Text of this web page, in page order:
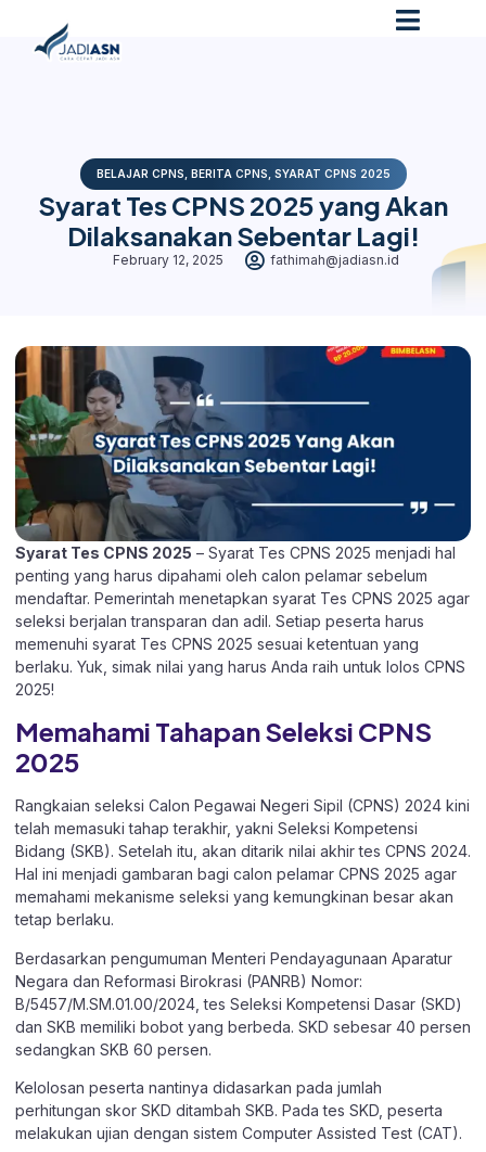
BELAJAR CPNS BERITA CPNS SYARAT CPNS 2025
Syarat Tes CPNS 2025 yang Akan
Dilaksanakan Sebentar Lagi!
February 12, 2025 fathimah@jadiasn.id
Syarat Tes CPNS 2025 – Syarat Tes CPNS 2025 menjadi hal
penting yang harus dipahami oleh calon pelamar sebelum
mendaftar. Pemerintah menetapkan syarat Tes CPNS 2025 agar
seleksi berjalan transparan dan adil. Setiap peserta harus
memenuhi syarat Tes CPNS 2025 sesuai ketentuan yang
berlaku. Yuk, simak nilai yang harus Anda raih untuk lolos CPNS
2025!
Memahami Tahapan Seleksi CPNS
2025
Rangkaian seleksi Calon Pegawai Negeri Sipil (CPNS) 2024 kini
telah memasuki tahap terakhir, yakni Seleksi Kompetensi
Bidang (SKB). Setelah itu, akan ditarik nilai akhir tes CPNS 2024.
Hal ini menjadi gambaran bagi calon pelamar CPNS 2025 agar
memahami mekanisme seleksi yang kemungkinan besar akan
tetap berlaku.
Berdasarkan pengumuman Menteri Pendayagunaan Aparatur
Negara dan Reformasi Birokrasi (PANRB) Nomor:
B/5457/M.SM.01.00/2024, tes Seleksi Kompetensi Dasar (SKD)
dan SKB memiliki bobot yang berbeda. SKD sebesar 40 persen
sedangkan SKB 60 persen.
Kelolosan peserta nantinya didasarkan pada jumlah
perhitungan skor SKD ditambah SKB. Pada tes SKD, peserta
melakukan ujian dengan sistem Computer Assisted Test (CAT).